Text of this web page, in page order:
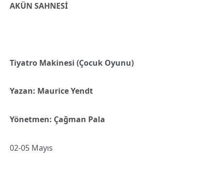
AKÜN SAHNESİ
Tiyatro Makinesi (Çocuk Oyunu)
Yazan: Maurice Yendt
Yönetmen: Çağman Pala
02-05 Mayıs